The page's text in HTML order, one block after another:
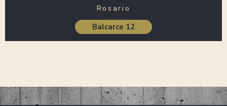
Rosario
Balcarce 12